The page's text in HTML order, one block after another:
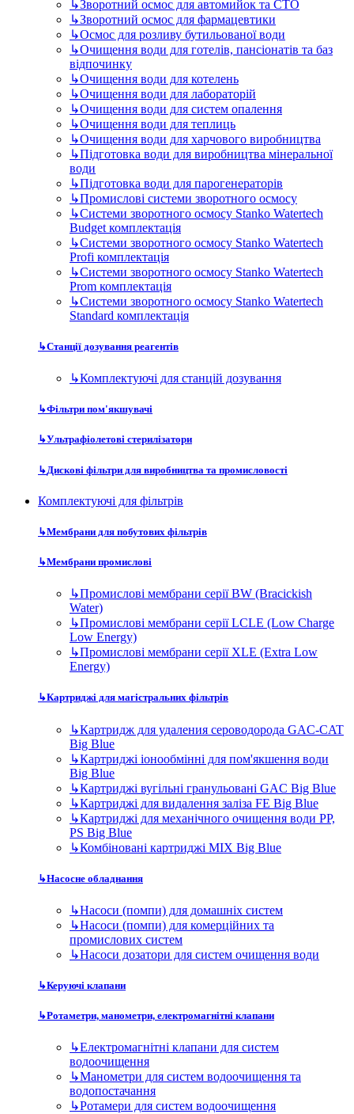
↳Зворотний осмос для автомийок та СТО
↳Зворотний осмос для фармацевтики
↳Осмос для розливу бутильованої води
↳Очищення води для готелів, пансіонатів та баз
відпочинку
↳Очищення води для котелень
↳Очищення води для лабораторій
↳Очищення води для систем опалення
↳Очищення води для теплиць
↳Очищення води для харчового виробництва
↳Підготовка води для виробництва мінеральної
води
↳Підготовка води для парогенераторів
↳Промислові системи зворотного осмосу
↳Системи зворотного осмосу Stanko Watertech
Budget комплектація
↳Системи зворотного осмосу Stanko Watertech
Profi комплектація
↳Системи зворотного осмосу Stanko Watertech
Prom комплектація
↳Системи зворотного осмосу Stanko Watertech
Standard комплектація
↳Станції дозування реагентів
↳Комплектуючі для станцій дозування
↳Фільтри пом'якшувачі
↳Ультрафіолетові стерилізатори
↳Дискові фільтри для виробництва та промисловості
Комплектуючі для фільтрів
↳Мембрани для побутових фільтрів
↳Мембрани промислові
↳Промислові мембрани серії BW (Bracickish
Water)
↳Промислові мембрани серії LCLE (Low Charge
Low Energy)
↳Промислові мембрани серії XLE (Extra Low
Energy)
↳Картриджі для магістральних фільтрів
↳Картридж для удаления сероводорода GAC-CAT
Big Blue
↳Картриджі іонообмінні для пом'якшення води
Big Blue
↳Картриджі вугільні гранульовані GAC Big Blue
↳Картриджі для видалення заліза FE Big Blue
↳Картриджі для механічного очищення води PP,
PS Big Blue
↳Комбіновані картриджі MIX Big Blue
↳Насосне обладнання
↳Насоси (помпи) для домашніх систем
↳Насоси (помпи) для комерційних та
промислових систем
↳Насоси дозатори для систем очищення води
↳Керуючі клапани
↳Ротаметри, манометри, електромагнітні клапани
↳Електромагнітні клапани для систем
водоочищення
↳Манометри для систем водоочищення та
водопостачання
↳Ротамери для систем водоочищення